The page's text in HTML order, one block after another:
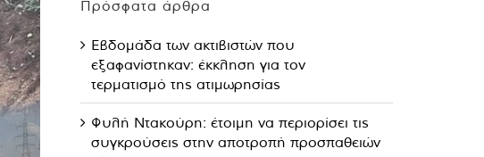
Πρόσφατα άρθρα
Εβδομάδα των ακτιβιστών που
εξαφανίστηκαν: έκκληση για τον
τερματισμό της ατιμωρησίας
Φυλή Ντακούρη: έτοιμη να περιορίσει τις
συγκρούσεις στην αποτροπή προσπαθειών